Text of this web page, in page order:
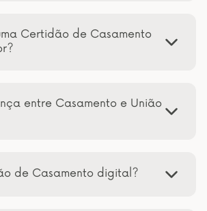
Certidão de Casamento
entre Casamento e União
de Casamento digital?